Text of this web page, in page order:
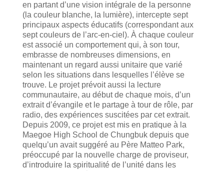
en partant d’une vision intégrale de la personne
(la couleur blanche, la lumière), intercepte sept
principaux aspects éducatifs (correspondant aux
sept couleurs de l’arc-en-ciel). À chaque couleur
est associé un comportement qui, à son tour,
embrasse de nombreuses dimensions, en
maintenant un regard aussi unitaire que varié
selon les situations dans lesquelles l’élève se
trouve. Le projet prévoit aussi la lecture
communautaire, au début de chaque mois, d’un
extrait d’évangile et le partage à tour de rôle, par
radio, des expériences suscitées par cet extrait.
Depuis 2009, ce projet est mis en pratique à la
Maegoe High School de Chungbuk depuis que
quelqu’un avait suggéré au Père Matteo Park,
préoccupé par la nouvelle charge de proviseur,
d’introduire la spiritualité de l’unité dans les